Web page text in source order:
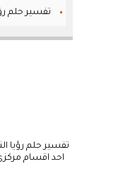
تفسير حلم
تفسير حلم رؤيا
احد اقسام